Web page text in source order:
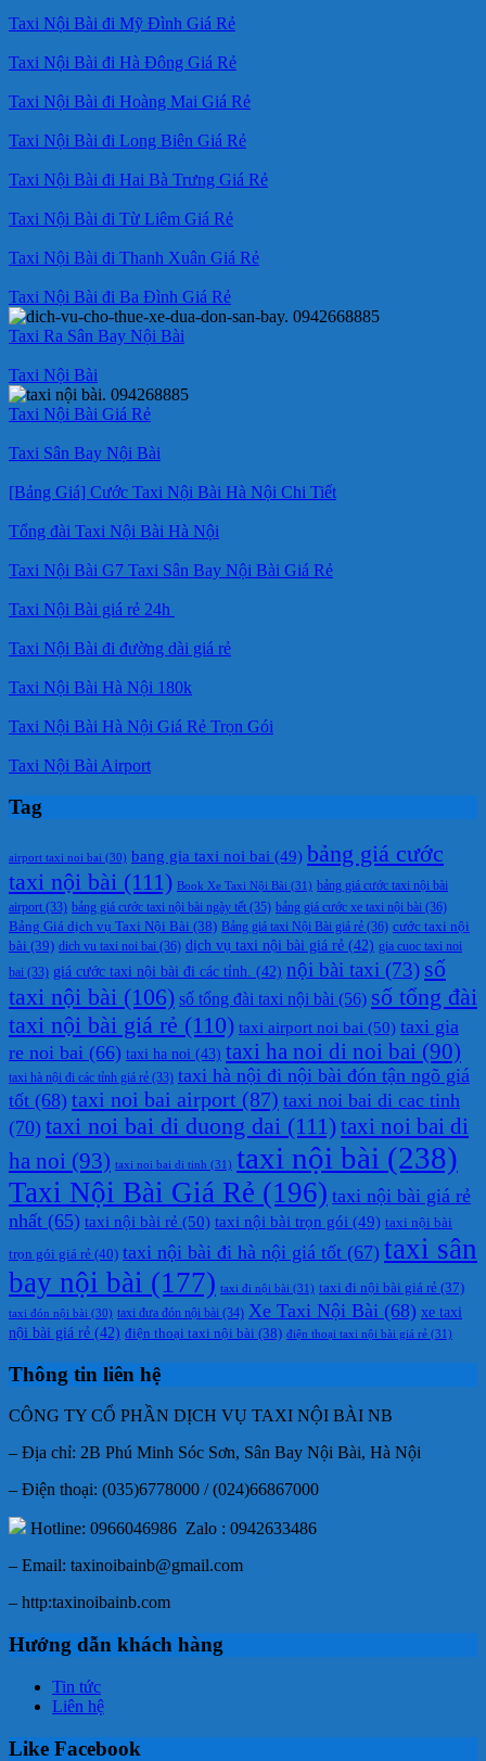
Taxi Nội Bài đi Mỹ Đình Giá Rẻ
Taxi Nội Bài đi Hà Đông Giá Rẻ
Taxi Nội Bài đi Hoàng Mai Giá Rẻ
Taxi Nội Bài đi Long Biên Giá Rẻ
Taxi Nội Bài đi Hai Bà Trưng Giá Rẻ
Taxi Nội Bài đi Từ Liêm Giá Rẻ
Taxi Nội Bài đi Thanh Xuân Giá Rẻ
Taxi Nội Bài đi Ba Đình Giá Rẻ
Taxi Ra Sân Bay Nội Bài
Taxi Nội Bài
Taxi Nội Bài Giá Rẻ
Taxi Sân Bay Nội Bài
[Bảng Giá] Cước Taxi Nội Bài Hà Nội Chi Tiết
Tổng đài Taxi Nội Bài Hà Nội
Taxi Nội Bài G7 Taxi Sân Bay Nội Bài Giá Rẻ
Taxi Nội Bài giá rẻ 24h
Taxi Nội Bài đi đường dài giá rẻ
Taxi Nội Bài Hà Nội 180k
Taxi Nội Bài Hà Nội Giá Rẻ Trọn Gói
Taxi Nội Bài Airport
Tag
airport taxi noi bai (30) bang gia taxi noi bai (49) bảng giá cước
taxi nội bài (111) Book Xe Taxi Nội Bài (31) bảng giá cước taxi nội bài
airport (33) bảng giá cước taxi nội bài ngày tết (35) bảng giá cước xe taxi nội bài (36)
Bảng Giá dịch vụ Taxi Nội Bài (38) Bảng giá taxi Nội Bài giá rẻ (36) cước taxi nội
bài (39) dich vu taxi noi bai (36) dịch vụ taxi nội bài giá rẻ (42) gia cuoc taxi noi
bai (33) giá cước taxi nội bài đi các tỉnh. (42) nội bài taxi (73) số
taxi nội bài (106) số tổng đài taxi nội bài (56) số tổng đài
taxi nội bài giá rẻ (110) taxi airport noi bai (50) taxi gia
re noi bai (66) taxi ha noi (43) taxi ha noi di noi bai (90)
taxi hà nội đi các tỉnh giá rẻ (33) taxi hà nội đi nội bài đón tận ngõ giá
tốt (68) taxi noi bai airport (87) taxi noi bai di cac tinh
(70) taxi noi bai di duong dai (111)taxi noi bai di
ha noi (93) taxi noi bai di tinh (31) taxi nội bài (238)
Taxi Nội Bài Giá Rẻ (196) taxi nội bài giá rẻ
nhất (65) taxi nội bài rẻ (50) taxi nội bài trọn gói (49) taxi nội bài
trọn gói giá rẻ (40) taxi nội bài đi hà nội giá tốt (67) taxi sân
bay nội bài (177) taxi đi nội bài (31) taxi đi nội bài giá rẻ (37)
taxi đón nội bài (30) taxi đưa đón nội bài (34) Xe Taxi Nội Bài (68) xe taxi
nội bài giá rẻ (42) điện thoại taxi nội bài (38) điện thoại taxi nội bài giá rẻ (31)
Thông tin liên hệ
CÔNG TY CỔ PHẦN DỊCH VỤ TAXI NỘI BÀI NB
– Địa chỉ: 2B Phú Minh Sóc Sơn, Sân Bay Nội Bài, Hà Nội
– Điện thoại: (035)6778000 / (024)66867000
Hotline: 0966046986 Zalo : 0942633486
– Email: taxinoibainb@gmail.com
– http:taxinoibainb.com
Hướng dẫn khách hàng
Tin tức
Liên hệ
Like Facebook